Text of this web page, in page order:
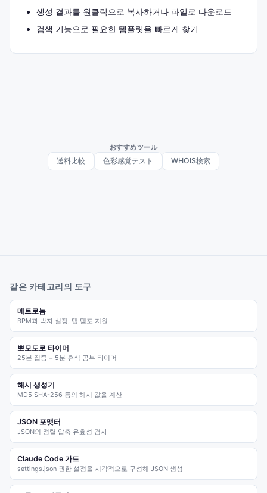
생성 결과를 원클릭으로 복사하거나 파일로 다운로드
검색 기능으로 필요한 템플릿을 빠르게 찾기
おすすめツール
送料比較 色彩感覚テスト WHOIS検索
같은 카테고리의 도구
메트로놈
BPM과 박자 설정, 탭 템포 지원
뽀모도로 타이머
25분 집중 + 5분 휴식 공부 타이머
해시 생성기
MD5·SHA-256 등의 해시 값을 계산
JSON 포맷터
JSON의 정렬·압축·유효성 검사
Claude Code 가드
settings.json 권한 설정을 시각적으로 구성해 JSON 생성